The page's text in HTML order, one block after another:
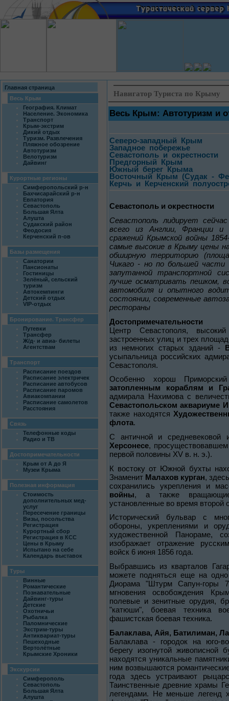
Главная страница
Весь Крым
География. Климат
Население. Экономика
Транспорт
Крым-экстрим
Дикий отдых
Туризм. Развлечения
Пляжное обозрение
Автотуризм
Велотуризм
Дайвинг
Курортные регионы
Симферопольский р-н
Бахчисарайский р-н
Евпатория
Севастополь
Большая Ялта
Алушта
Судакский район
Феодосия
Керченский п-ов
Базы размещения
Санатории
Пансионаты
Гостиницы
Зелёный, сельский
туризм
Автокемпинги
Детский отдых
VIP-отдых
Бронирование. Трансфер
Путевки
Трансфер
Ж/д- и авиа- билеты
Агентствам
Транспорт
Расписание поездов
Расписание электричек
Расписание автобусов
Расписание паромов
Авиакомпании
Расписание самолетов
Расстояния
Связь
Телефонные коды
Радио и ТВ
Достопримечательности
Крым от А до Я
Музеи Крыма
Полезная информация
Стоимость
дополнительных мед-
услуг
Пересечение границы
Визы, посольства
Регистрация
Курортный сбор
Регистрация в КСС
Цены в Крыму
Испытано на себе
Календарь выставок
Туры
Винные
Романтические
Познавательные
Дайвинг-туры
Детские
Охотничьи
Рыбалка
Паломнические
Экстрим-туры
Антиквариат-туры
Пешеходные
Вертолётные
Крымские Хроники
Экскурсии
Симферополь
Севастополь
Большая Ялта
Алушта
Навигатор Туриста по Крыму
Весь Крым: Автотуризм и
Северо-западный Крым
Западное побережье
Севастополь и окрестности
Предгорный Крым
Южный берег Крыма
Восточный Крым (Судак -
Керчь и Керченский
Севастополь и окрестности
Севастополь лидирует
всего из Англии, Франции и
сражений Крымской войны
самые высокие в Крыму цены
обширную территорию
Чикаго - но по большей
запутанной транспортной
лучше осматривать пешком,
автомобиля и опытного
состоянии, современные
рестораны
Достопримечательности
Центр Севастополя,
застроенных улиц и трех
из немногих старых зданий -
усыпальница российских
Севастополя.
Особенно хорош
затопленным кораблям и
адмирала Нахимова с
Севастопольском аквариуме
также находятся
флота.
С античной и средневековой
Херсонесе,
первой половины XV в. н. э.).
К востоку от Южной бухты
Знаменит Малахов курган,
сохранились укрепления и
войны, а также
установленные во время второй
Исторический бульвар с
обороны, укреплениями и
художественной Панораме,
изображает отражение
войск 6 июня 1856 года.
Выбравшись из кварталов
можете подняться еще на
Диорама "Штурм Сапун-горы
мгновения освобождения
полевые и зенитные орудия,
"катюши", боевая техника
фашистская боевая техника.
Балаклава, Айя, Батилиман,
Балаклава - городок на юго-
берегу изогнутой
находятся уникальные
ним возвышаются
года здесь устраивают
Таинственные древние храмы
легендами. Не меньше легенд